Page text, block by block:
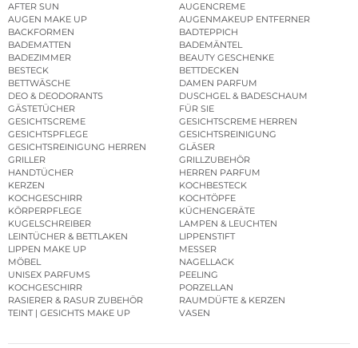
AFTER SUN
AUGENCREME
AUGEN MAKE UP
AUGENMAKEUP ENTFERNER
BACKFORMEN
BADTEPPICH
BADEMATTEN
BADEMÄNTEL
BADEZIMMER
BEAUTY GESCHENKE
BESTECK
BETTDECKEN
BETTWÄSCHE
DAMEN PARFUM
DEO & DEODORANTS
DUSCHGEL & BADESCHAUM
GÄSTETÜCHER
FÜR SIE
GESICHTSCREME
GESICHTSCREME HERREN
GESICHTSPFLEGE
GESICHTSREINIGUNG
GESICHTSREINIGUNG HERREN
GLÄSER
GRILLER
GRILLZUBEHÖR
HANDTÜCHER
HERREN PARFUM
KERZEN
KOCHBESTECK
KOCHGESCHIRR
KOCHTÖPFE
KÖRPERPFLEGE
KÜCHENGERÄTE
KUGELSCHREIBER
LAMPEN & LEUCHTEN
LEINTÜCHER & BETTLAKEN
LIPPENSTIFT
LIPPEN MAKE UP
MESSER
MÖBEL
NAGELLACK
UNISEX PARFUMS
PEELING
KOCHGESCHIRR
PORZELLAN
RASIERER & RASUR ZUBEHÖR
RAUMDÜFTE & KERZEN
TEINT | GESICHTS MAKE UP
VASEN